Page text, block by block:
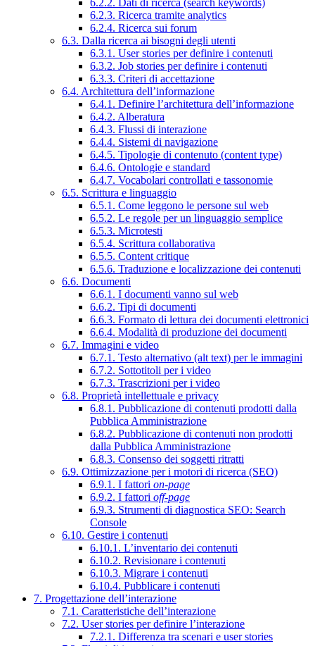
6.2.3. Ricerca tramite analytics
6.2.4. Ricerca sui forum
6.3. Dalla ricerca ai bisogni degli utenti
6.3.1. User stories per definire i contenuti
6.3.2. Job stories per definire i contenuti
6.3.3. Criteri di accettazione
6.4. Architettura dell’informazione
6.4.1. Definire l’architettura dell’informazione
6.4.2. Alberatura
6.4.3. Flussi di interazione
6.4.4. Sistemi di navigazione
6.4.5. Tipologie di contenuto (content type)
6.4.6. Ontologie e standard
6.4.7. Vocabolari controllati e tassonomie
6.5. Scrittura e linguaggio
6.5.1. Come leggono le persone sul web
6.5.2. Le regole per un linguaggio semplice
6.5.3. Microtesti
6.5.4. Scrittura collaborativa
6.5.5. Content critique
6.5.6. Traduzione e localizzazione dei contenuti
6.6. Documenti
6.6.1. I documenti vanno sul web
6.6.2. Tipi di documenti
6.6.3. Formato di lettura dei documenti elettronici
6.6.4. Modalità di produzione dei documenti
6.7. Immagini e video
6.7.1. Testo alternativo (alt text) per le immagini
6.7.2. Sottotitoli per i video
6.7.3. Trascrizioni per i video
6.8. Proprietà intellettuale e privacy
6.8.1. Pubblicazione di contenuti prodotti dalla
Pubblica Amministrazione
6.8.2. Pubblicazione di contenuti non prodotti
dalla Pubblica Amministrazione
6.8.3. Consenso dei soggetti ritratti
6.9. Ottimizzazione per i motori di ricerca (SEO)
6.9.1. I fattori on-page
6.9.2. I fattori off-page
6.9.3. Strumenti di diagnostica SEO: Search
Console
6.10. Gestire i contenuti
6.10.1. L’inventario dei contenuti
6.10.2. Revisionare i contenuti
6.10.3. Migrare i contenuti
6.10.4. Pubblicare i contenuti
7. Progettazione dell’interazione
7.1. Caratteristiche dell’interazione
7.2. User stories per definire l’interazione
7.2.1. Differenza tra scenari e user stories